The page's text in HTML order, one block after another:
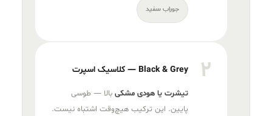
جوراب سفید
۲ Black & Grey — کلاسیک اسپرت
تیشرت یا هودی مشکی بالا — طوسی
پایین. این ترکیب هیچ‌وقت اشتباه نیست.